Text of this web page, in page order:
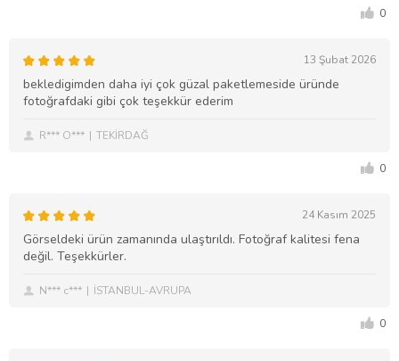
0
13 Şubat 2026
bekledigimden daha iyi çok güzal paketlemeside üründe
fotoğrafdaki gibi çok teşekkür ederim
R*** O*** TEKİRDAĞ
0
24 Kasım 2025
Görseldeki ürün zamanında ulaştırıldı. Fotoğraf kalitesi fena
değil. Teşekkürler.
N*** c*** İSTANBUL-AVRUPA
0